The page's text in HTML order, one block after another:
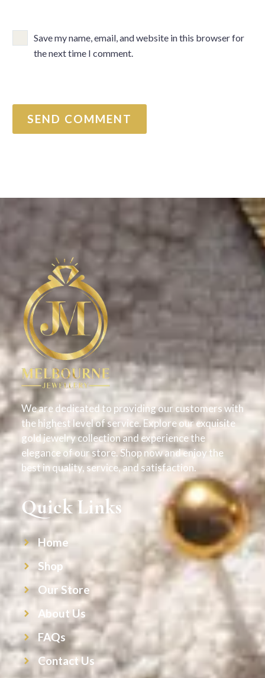
Save my name, email, and website in this browser for
the next time I comment.
SEND COMMENT
We are dedicated to providing our customers with
the highest level of service. Explore our exquisite
gold jewelry collection and experience the
elegance of our store. Shop now and enjoy the
best in quality, service, and satisfaction.
Quick Links
Home
Shop
Our Store
About Us
FAQs
Contact Us